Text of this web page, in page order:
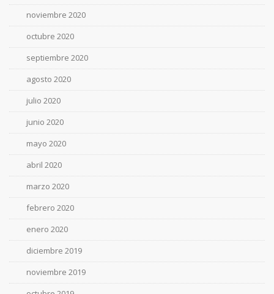
noviembre 2020
octubre 2020
septiembre 2020
agosto 2020
julio 2020
junio 2020
mayo 2020
abril 2020
marzo 2020
febrero 2020
enero 2020
diciembre 2019
noviembre 2019